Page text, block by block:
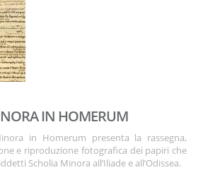
IN HOMERUM
in Homerum presenta la rassegna,
e riproduzione fotografica dei papiri che
Scholia Minora all’Iliade e all’Odissea.